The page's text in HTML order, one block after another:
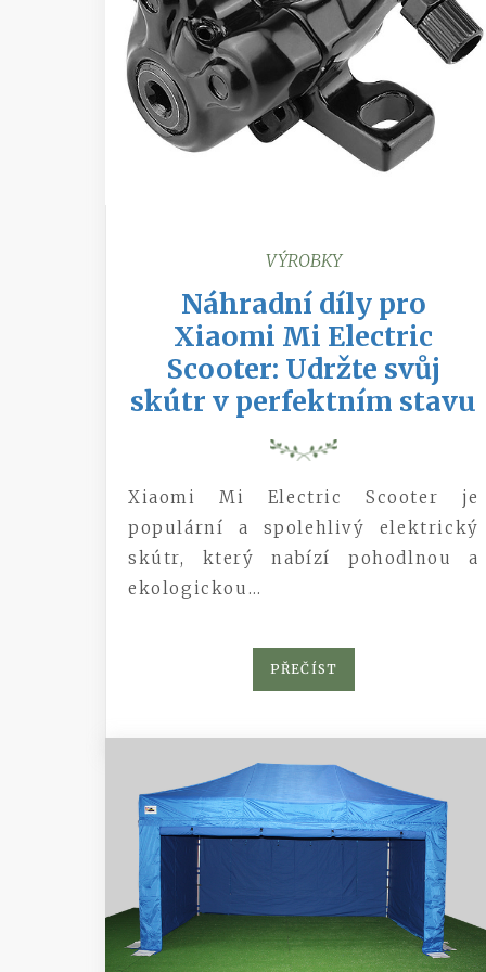
VÝROBKY
Náhradní díly pro
Xiaomi Mi Electric
Scooter: Udržte svůj
skútr v perfektním stavu
Xiaomi Mi Electric Scooter je
populární a spolehlivý elektrický
skútr, který nabízí pohodlnou a
ekologickou…
PŘEČÍST